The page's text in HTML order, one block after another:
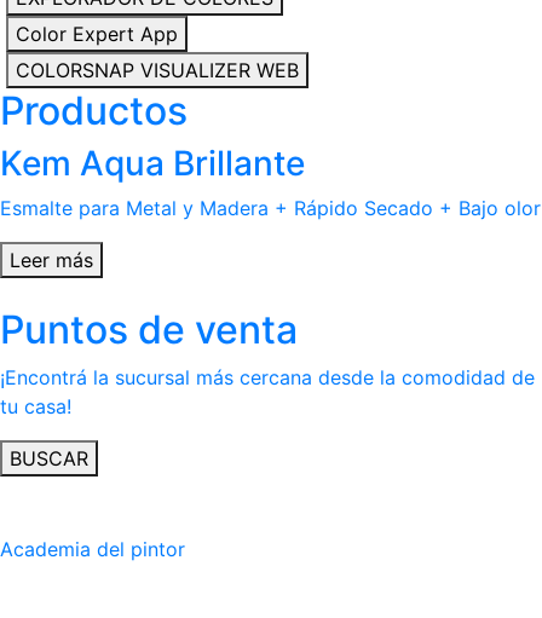
Color Expert App
COLORSNAP VISUALIZER WEB
Productos
Kem Aqua Brillante
Esmalte para Metal y Madera + Rápido Secado + Bajo olor
Leer más
Puntos de venta
¡Encontrá la sucursal más cercana desde la comodidad de
tu casa!
BUSCAR
Academia del pintor